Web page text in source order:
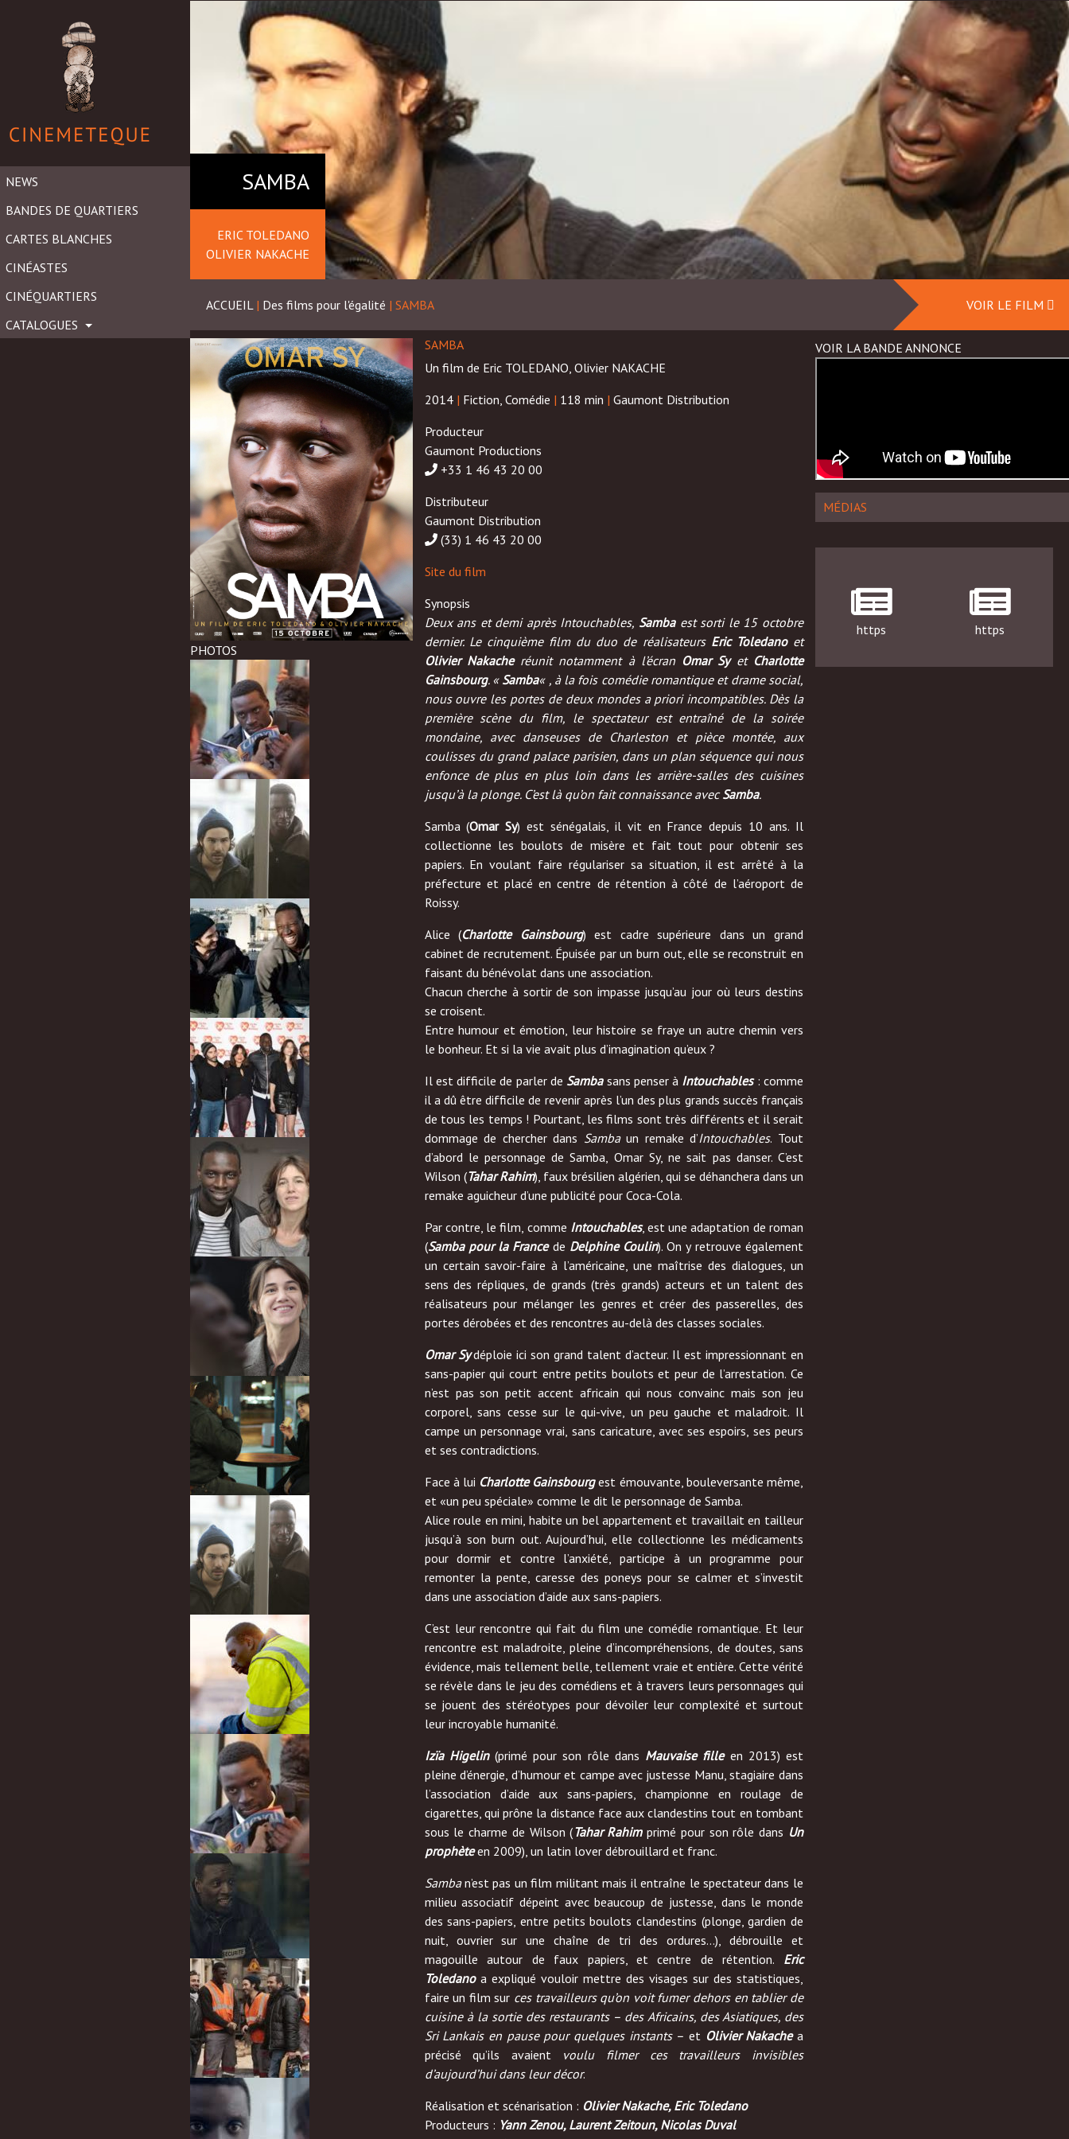
NEWS
BANDES DE QUARTIERS
CARTES BLANCHES
CINÉASTES
CINÉQUARTIERS
CATALOGUES
SAMBA
ERIC TOLEDANO
OLIVIER NAKACHE
ACCUEIL | Des films pour l'égalité | SAMBA VOIR LE FILM
PHOTOS
SAMBA
Un film de Eric TOLEDANO, Olivier NAKACHE
2014 | Fiction, Comédie | 118 min | Gaumont Distribution
Producteur
Gaumont Productions
+33 1 46 43 20 00
Distributeur
Gaumont Distribution
(33) 1 46 43 20 00
Site du film
Synopsis
Deux ans et demi après Intouchables, Sambaest sorti le 15 octobre
dernier. Le cinquième film du duo de réalisateurs Eric Toledanoet
Olivier Nakacheréunit notamment à l’écran Omar Syet Charlotte
Gainsbourg. « Samba« , à la fois comédie romantique et drame social,
nous ouvre les portes de deux mondes a priori incompatibles. Dès la
première scène du film, le spectateur est entraîné de la soirée
mondaine, avec danseuses de Charleston et pièce montée, aux
coulisses du grand palace parisien, dans un plan séquence qui nous
enfonce de plus en plus loin dans les arrière-salles des cuisines
jusqu’à la plonge. C’est là qu’on fait connaissance avecSamba.
Samba (Omar Sy) est sénégalais, il vit en France depuis 10 ans. Il
collectionne les boulots de misère et fait tout pour obtenir ses
papiers. En voulant faire régulariser sa situation, il est arrêté à la
préfecture et placé en centre de rétention à côté de l’aéroport de
Roissy.
Alice (Charlotte Gainsbourg) est cadre supérieure dans un grand
cabinet de recrutement. Épuisée par un burn out, elle se reconstruit en
faisant du bénévolat dans une association.
Chacun cherche à sortir de son impasse jusqu’au jour où leurs destins
se croisent.
Entre humour et émotion, leur histoire se fraye un autre chemin vers
le bonheur. Et si la vie avait plus d’imagination qu’eux ?
Il est difficile de parler de Sambasans penser à Intouchables: comme
il a dû être difficile de revenir après l’un des plus grands succès français
de tous les temps ! Pourtant, les films sont très différents et il serait
dommage de chercher dans Sambaun remake d’Intouchables. Tout
d’abord le personnage de Samba, Omar Sy, ne sait pas danser. C’est
Wilson (Tahar Rahim), faux brésilien algérien, qui se déhanchera dans un
remake aguicheur d’une publicité pour Coca-Cola.
Par contre, le film, comme Intouchables, est une adaptation de roman
(Samba pour la Francede Delphine Coulin). On y retrouve également
un certain savoir-faire à l’américaine, une maîtrise des dialogues, un
sens des répliques, de grands (très grands) acteurs et un talent des
réalisateurs pour mélanger les genres et créer des passerelles, des
portes dérobées et des rencontres au-delà des classes sociales.
Omar Sydéploie ici son grand talent d’acteur. Il est impressionnant en
sans-papier qui court entre petits boulots et peur de l’arrestation. Ce
n’est pas son petit accent africain qui nous convainc mais son jeu
corporel, sans cesse sur le qui-vive, un peu gauche et maladroit. Il
campe un personnage vrai, sans caricature, avec ses espoirs, ses peurs
et ses contradictions.
Face à lui Charlotte Gainsbourgest émouvante, bouleversante même,
et «un peu spéciale» comme le dit le personnage de Samba.
Alice roule en mini, habite un bel appartement et travaillait en tailleur
jusqu’à son burn out. Aujourd’hui, elle collectionne les médicaments
pour dormir et contre l’anxiété, participe à un programme pour
remonter la pente, caresse des poneys pour se calmer et s’investit
dans une association d’aide aux sans-papiers.
C’est leur rencontre qui fait du film une comédie romantique. Et leur
rencontre est maladroite, pleine d’incompréhensions, de doutes, sans
évidence, mais tellement belle, tellement vraie et entière. Cette vérité
se révèle dans le jeu des comédiens et à travers leurs personnages qui
se jouent des stéréotypes pour dévoiler leur complexité et surtout
leur incroyable humanité.
Izïa Higelin(primé pour son rôle dans Mauvaise filleen 2013) est
pleine d’énergie, d’humour et campe avec justesse Manu, stagiaire dans
l’association d’aide aux sans-papiers, championne en roulage de
cigarettes, qui prône la distance face aux clandestins tout en tombant
sous le charme de Wilson (Tahar Rahimprimé pour son rôle dans Un
prophèteen 2009), un latin lover débrouillard et franc.
Samban’est pas un film militant mais il entraîne le spectateur dans le
milieu associatif dépeint avec beaucoup de justesse, dans le monde
des sans-papiers, entre petits boulots clandestins (plonge, gardien de
nuit, ouvrier sur une chaîne de tri des ordures…), débrouille et
magouille autour de faux papiers, et centre de rétention. Eric
Toledanoa expliqué vouloir mettre des visages sur des statistiques,
faire un film sur ces travailleurs qu’on voit fumer dehors en tablier de
cuisine à la sortie des restaurants – des Africains, des Asiatiques, des
Sri Lankais en pause pour quelques instants – et Olivier Nakachea
précisé qu’ils avaient voulu filmer ces travailleurs invisibles
d’aujourd’hui dans leur décor.
Réalisation et scénarisation : Olivier Nakache, Eric Toledano
Producteurs : Yann Zenou, Laurent Zeitoun, Nicolas Duval
VOIR LA BANDE ANNONCE
MÉDIAS
https https